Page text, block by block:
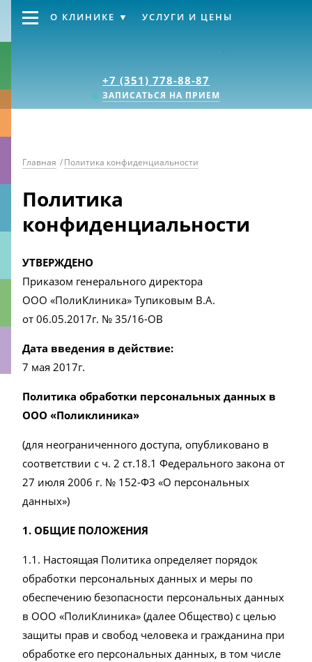
+7 (351) 778-88-87
ЗАПИСАТЬСЯ НА ПРИЕМ
О КЛИНИКЕ УСЛУГИ И ЦЕНЫ
Главная /Политика конфиденциальности
Политика
конфиденциальности
УТВЕРЖДЕНО
Приказом генерального директора
ООО «ПолиКлиника» Тупиковым В.А.
от 06.05.2017г. № 35/16-ОВ
Дата введения в действие:
7 мая 2017г.
Политика обработки персональных данных в
ООО «Поликлиника»
(для неограниченного доступа, опубликовано в
соответствии с ч. 2 ст.18.1 Федерального закона от
27 июля 2006 г. № 152-ФЗ «О персональных
данных»)
1. ОБЩИЕ ПОЛОЖЕНИЯ
1.1. Настоящая Политика определяет порядок
обработки персональных данных и меры по
обеспечению безопасности персональных данных
в ООО «ПолиКлиника» (далее Общество) с целью
защиты прав и свобод человека и гражданина при
обработке его персональных данных, в том числе